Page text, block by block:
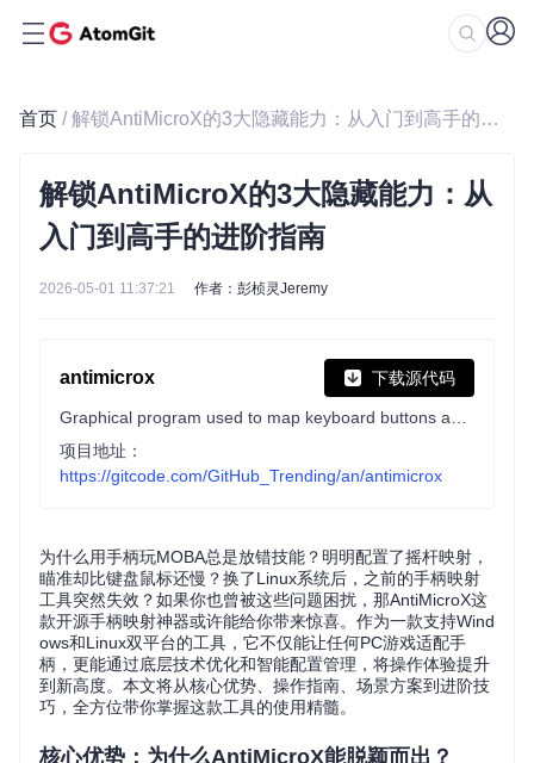
首页 / 解锁AntiMicroX的3大隐藏能力：从入门到高手的进阶指南
解锁AntiMicroX的3大隐藏能力：从
入门到高手的进阶指南
2026-05-01 11:37:21 作者：彭桢灵Jeremy
antimicrox 下载源代码
项目地址：
https://gitcode.com/GitHub_Trending/an/antimicrox
为什么用手柄玩MOBA总是放错技能？明明配置了摇杆映射，
瞄准却比键盘鼠标还慢？换了Linux系统后，之前的手柄映射
工具突然失效？如果你也曾被这些问题困扰，那AntiMicroX这
款开源手柄映射神器或许能给你带来惊喜。作为一款支持Wind
ows和Linux双平台的工具，它不仅能让任何PC游戏适配手
柄，更能通过底层技术优化和智能配置管理，将操作体验提升
到新高度。本文将从核心优势、操作指南、场景方案到进阶技
巧，全方位带你掌握这款工具的使用精髓。
核心优势：为什么AntiMicroX能脱颖而出？